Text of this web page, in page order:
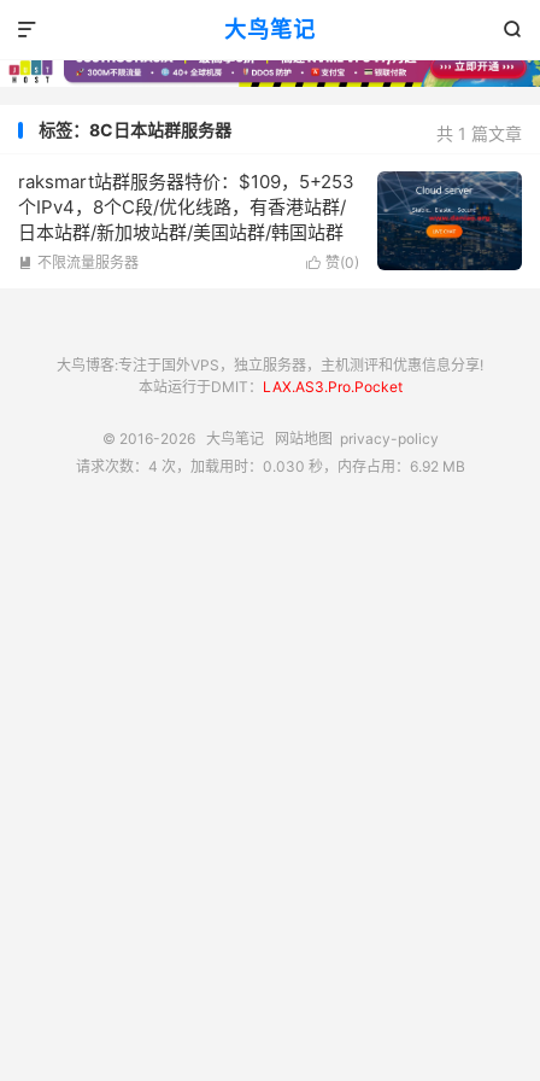
大鸟笔记 

共 1 篇文章
标签：8C日本站群服务器
raksmart站群服务器特价：$109，5+253
个IPv4，8个C段/优化线路，有香港站群/
日本站群/新加坡站群/美国站群/韩国站群
 赞(0)
 不限流量服务器
大鸟博客:专注于国外VPS，独立服务器，主机测评和优惠信息分享!
本站运行于DMIT： LAX.AS3.Pro.Pocket
© 2016-2026 大鸟笔记 网站地图 privacy-policy
请求次数：4 次，加载用时：0.030 秒，内存占用：6.92 MB